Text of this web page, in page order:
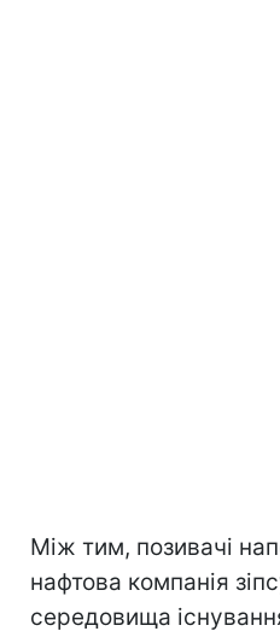
Між тим, позивачі
нафтова компанія
середовища